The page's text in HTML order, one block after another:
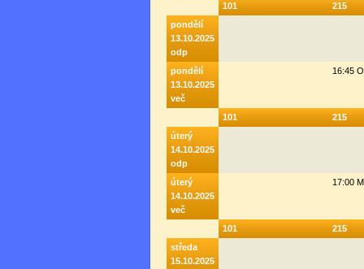
101
215
pondělí
13.10.2025
odp
pondělí
13.10.2025
več
16:45
101
215
úterý
14.10.2025
odp
úterý
14.10.2025
več
17:00
101
215
středa
15.10.2025